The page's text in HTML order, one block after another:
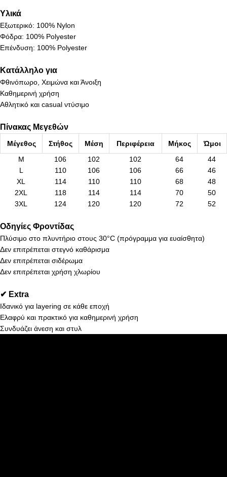
Υλικά
Εξωτερικό: 100% Nylon
Φόδρα: 100% Polyester
Επένδυση: 100% Polyester
Κατάλληλο για
Φθινόπωρο, Χειμώνα και Άνοιξη
Καθημερινή χρήση
Αθλητικό και casual ντύσιμο
Πίνακας Μεγεθών
Μέγεθος Στήθος Μέση Περιφέρεια Μήκος
Ώμοι
M
106 102 102 64
44
L
110 106 106 66
46
XL
114 110 110 68
48
2XL
118 114 114 70
50
3XL
124 120 120 72 52
Οδηγίες Φροντίδας
Πλύσιμο στο πλυντήριο στους 30°C (πρόγραμμα για ευαίσθητα)
Δεν επιτρέπεται στεγνό καθάρισμα
Δεν επιτρέπεται σιδέρωμα
Δεν επιτρέπεται χρήση χλωρίου
✔ Extra
Ιδανικό για layering σε κάθε εποχή
Ελαφρύ και πρακτικό για καθημερινή χρήση
Συνδυάζει άνεση και στυλ